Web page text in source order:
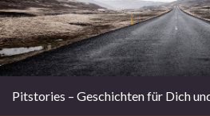
Pitstories – Geschichten für Dich